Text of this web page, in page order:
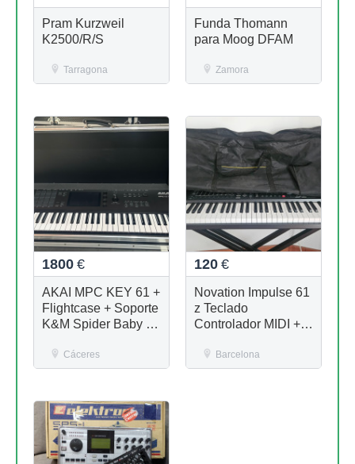
Pram Kurzweil
K2500/R/S
Tarragona
Funda Thomann
para Moog DFAM
Zamora
1800 €
AKAI MPC KEY 61 +
Flightcase + Soporte
K&M Spider Baby +
soporte
Cáceres
120 €
Novation Impulse 61
z Teclado
Controlador MIDI +
Barcelona